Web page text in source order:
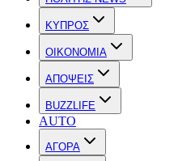
ΚΥΠΡΟΣ
OIKONOMIA
ΑΠΟΨΕΙΣ
BUZZLIFE
AUTO
ΑΓΟΡΑ